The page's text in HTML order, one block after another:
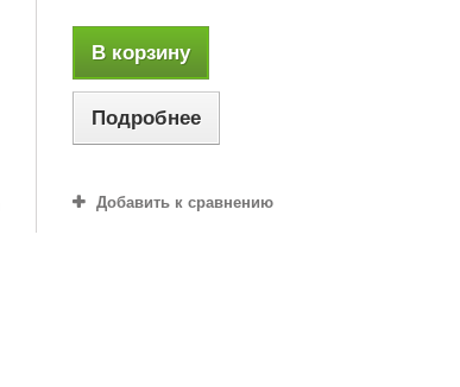
В корзину
Подробнее
Добавить к сравнению